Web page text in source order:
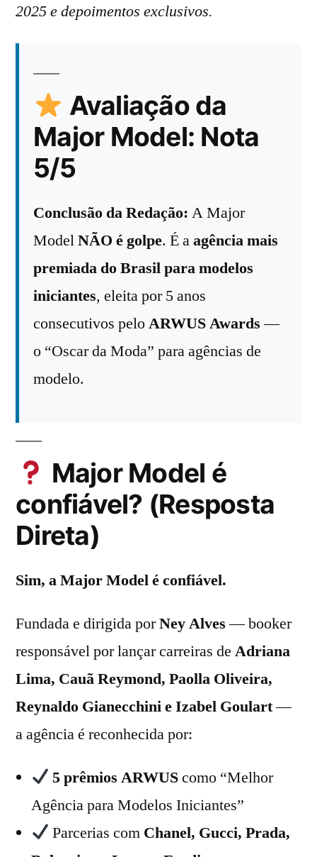
2025 e depoimentos exclusivos.
Avaliação da
Major Model: Nota
5/5
Conclusão da Redação: A Major
ModelNÃO é golpe. É aagência mais
premiada do Brasil para modelos
iniciantes, eleita por 5 anos
consecutivos peloARWUS Awards—
o “Oscar da Moda” para agências de
modelo.
Major Model é
confiável? (Resposta
Direta)
Sim, a Major Model é confiável.
Fundada e dirigida porNey Alves— booker
responsável por lançar carreiras de Adriana
Lima, Cauã Reymond, Paolla Oliveira,
Reynaldo Gianecchini e Izabel Goulart—
a agência é reconhecida por:
5 prêmios ARWUScomo “Melhor
Agência para Modelos Iniciantes”
Parcerias com Chanel, Gucci, Prada,